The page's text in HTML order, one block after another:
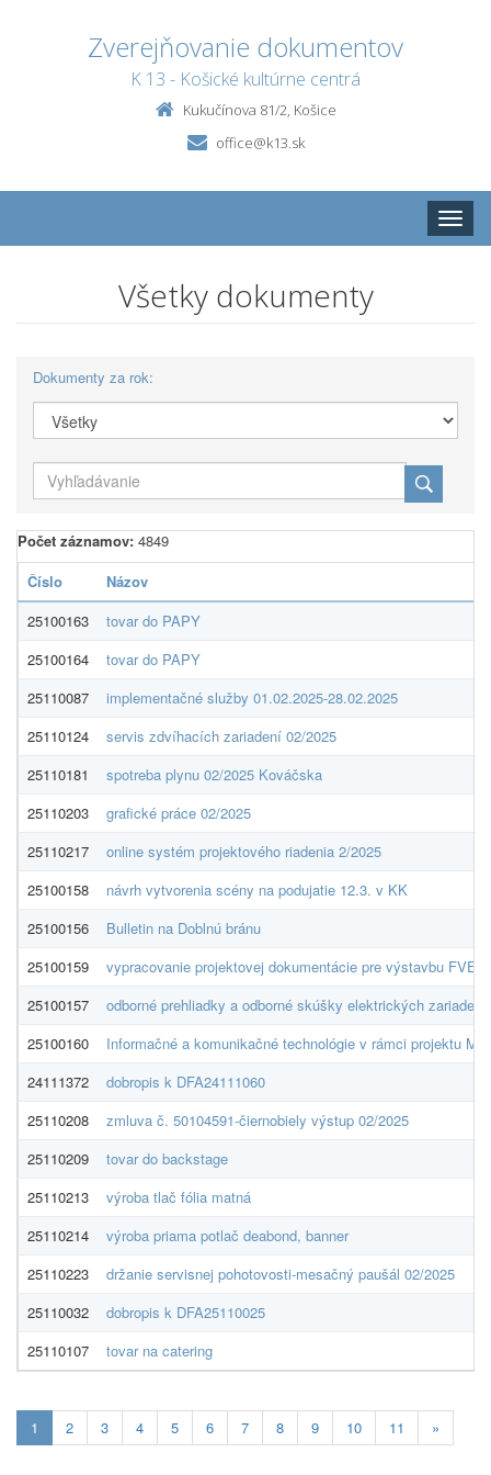
Zverejňovanie dokumentov
K 13 - Košické kultúrne centrá
Kukučínova 81/2, Košice
office@k13.sk
Toggle
Všetky dokumenty
Dokumenty za rok:
Počet záznamov: 4849
Číslo
Názov
25100163
tovar do PAPY
25100164
tovar do PAPY
25110087
implementačné služby 01.02.2025-28.02.2025
25110124
servis zdvíhacích zariadení 02/2025
25110181
spotreba plynu 02/2025 Kováčska
25110203
grafické práce 02/2025
25110217
online systém projektového riadenia 2/2025
25100158
návrh vytvorenia scény na podujatie 12.3. v KK
25100156
Bulletin na Doblnú bránu
25100159
vypracovanie projektovej dokumentácie pre výstavbu FVE -
25100157
odborné prehliadky a odborné skúšky elektrických zariadení
25100160
Informačné a komunikačné technológie v rámci projektu
24111372
dobropis k DFA24111060
25110208
zmluva č. 50104591-čiernobiely výstup 02/2025
25110209
tovar do backstage
25110213
výroba tlač fólia matná
25110214
výroba priama potlač deabond, banner
25110223
držanie servisnej pohotovosti-mesačný paušál 02/2025
25110032
dobropis k DFA25110025
25110107
tovar na catering
1 Aktuálna
stránka
2 3 4 5 6 7 8 9 10 11 »